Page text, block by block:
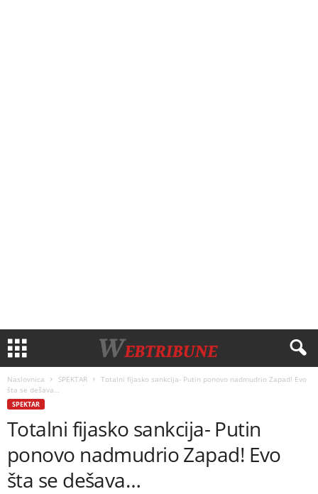
Naslovnica SPEKTAR
Totalni fijasko sankcija- Putin ponovo nadmudrio Zapad! Evo
šta se dešava…
SPEKTAR
Totalni fijasko sankcija- Putin
ponovo nadmudrio Zapad! Evo
šta se dešava…